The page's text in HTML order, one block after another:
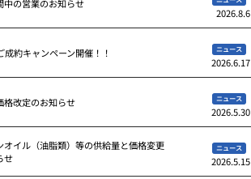
中の営業のお知らせ
2026.8.6
成約キャンペーン開催！！ ニュース
2026.6.17
格改定のお知らせ ニュース
2026.5.30
オイル（油脂類）等の供給量と価格変更
せ
ニュース
2026.5.15